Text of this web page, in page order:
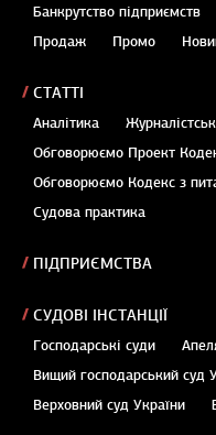
Банкрутство підприємств
Продаж
Промо
СТАТТІ
Аналітика
Обговорюємо Проект
Обговорюємо Кодекс з
Судова практика
ПІДПРИЄМСТВА
СУДОВІ ІНСТАНЦІЇ
Господарські суди
Вищий господарський суд
Верховний суд України